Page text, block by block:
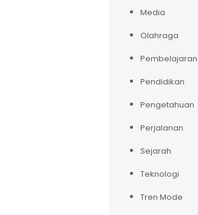
Media
Olahraga
Pembelajaran
Pendidikan
Pengetahuan
Perjalanan
Sejarah
Teknologi
Tren Mode